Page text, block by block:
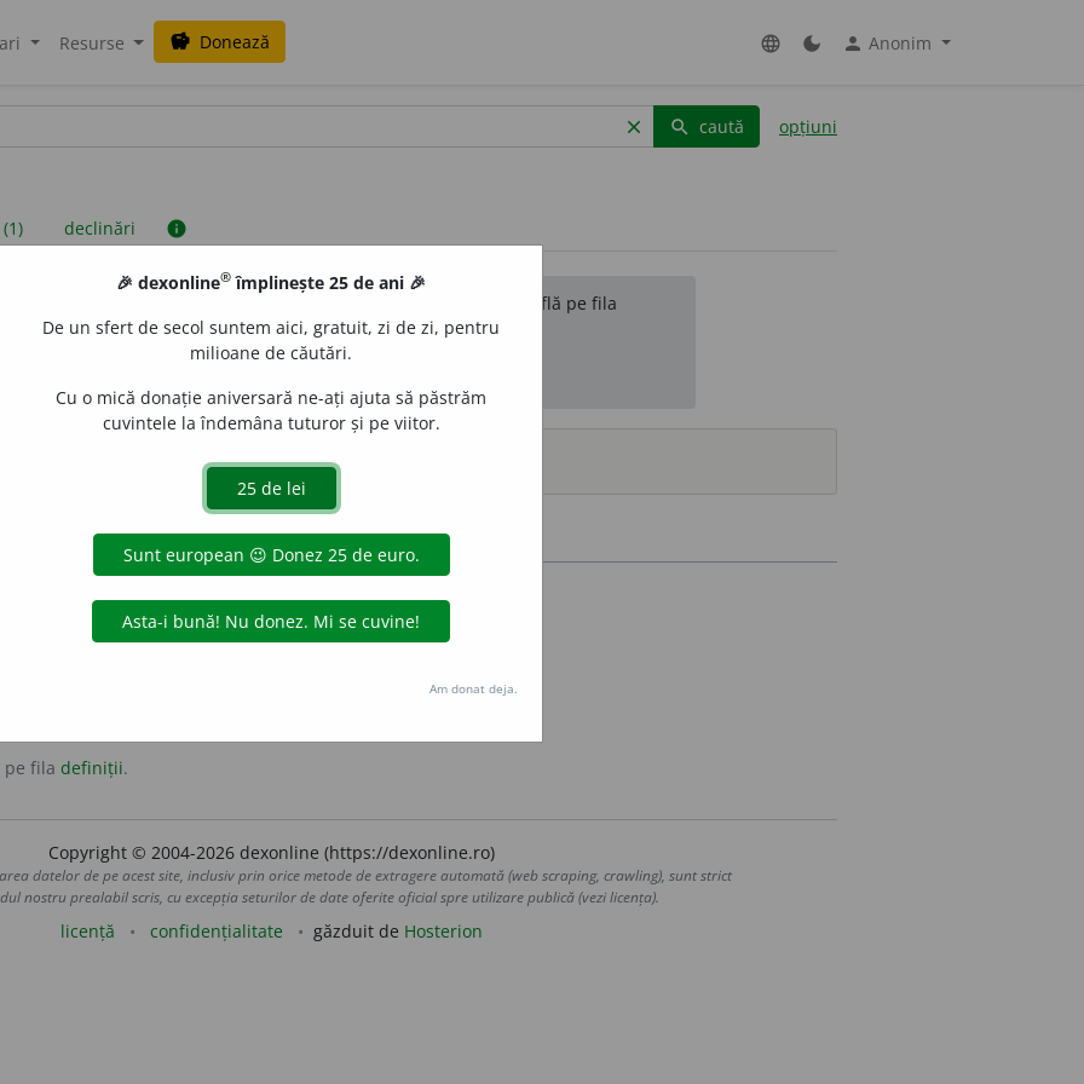
Resurse savings Donează language dark_mode person Anonim
clear search caută opțiuni
declinări info
sunt compilate de echipa dexonline. Definițiile originale se află pe fila
reordona filele pe pagina depreferințe.
surse
pe fila definiții.
Copyright © 2004-2026 dexonline (https://dexonline.ro)
datelor de pe acest site, inclusiv prin orice metode de extragere automată (web scraping, crawling), sunt strict
nostru prealabil scris, cu excepția seturilor de date oferite oficial spre utilizare publică (vezi licența).
licență confidențialitate găzduit de Hosterion
🎉 dexonline® împlinește 25 de ani 🎉
De un sfert de secol suntem aici, gratuit, zi de zi, pentru
milioane de căutări.
Cu o mică donație aniversară ne-ați ajuta să păstrăm
cuvintele la îndemâna tuturor și pe viitor.
Am donat deja.